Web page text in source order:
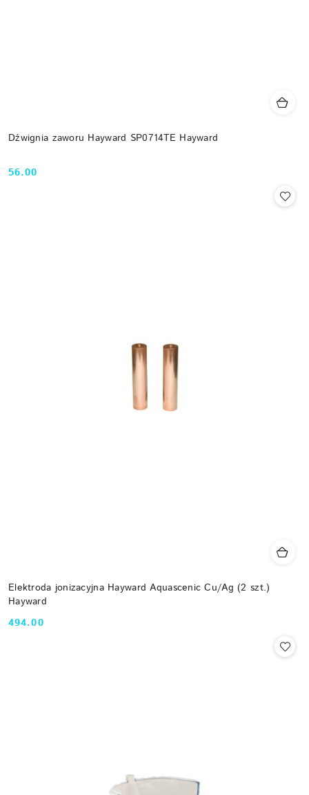
Dźwignia zaworu Hayward SP0714TE Hayward
Cena:
56.00
Elektroda jonizacyjna Hayward Aquascenic Cu/Ag (2 szt.)
Hayward
Cena:
494.00